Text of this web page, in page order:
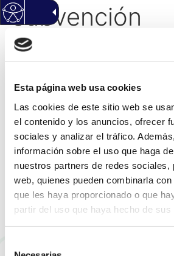
Esta página web usa cookies
Las cookies de este sitio web se
el contenido y los anuncios, ofrecer
sociales y analizar el tráfico.
información sobre el uso que haga
nuestros partners de redes sociales,
web, quienes pueden combinarla
que les haya proporcionado o que
partir del uso que haya hecho de sus
subvención
nominativa
de la
concedida
excma.
provincial de
para obras de
reparaciones